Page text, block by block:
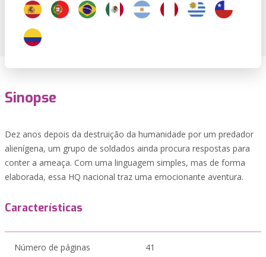
Sinopse
Dez anos depois da destruição da humanidade por um predador
alienígena, um grupo de soldados ainda procura respostas para
conter a ameaça. Com uma linguagem simples, mas de forma
elaborada, essa HQ nacional traz uma emocionante aventura.
Características
Número de páginas 41